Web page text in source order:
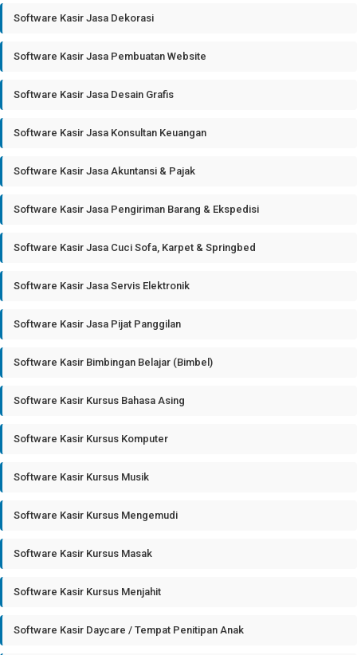
Software Kasir Jasa Dekorasi
Software Kasir Jasa Pembuatan Website
Software Kasir Jasa Desain Grafis
Software Kasir Jasa Konsultan Keuangan
Software Kasir Jasa Akuntansi & Pajak
Software Kasir Jasa Pengiriman Barang & Ekspedisi
Software Kasir Jasa Cuci Sofa, Karpet & Springbed
Software Kasir Jasa Servis Elektronik
Software Kasir Jasa Pijat Panggilan
Software Kasir Bimbingan Belajar (Bimbel)
Software Kasir Kursus Bahasa Asing
Software Kasir Kursus Komputer
Software Kasir Kursus Musik
Software Kasir Kursus Mengemudi
Software Kasir Kursus Masak
Software Kasir Kursus Menjahit
Software Kasir Daycare / Tempat Penitipan Anak